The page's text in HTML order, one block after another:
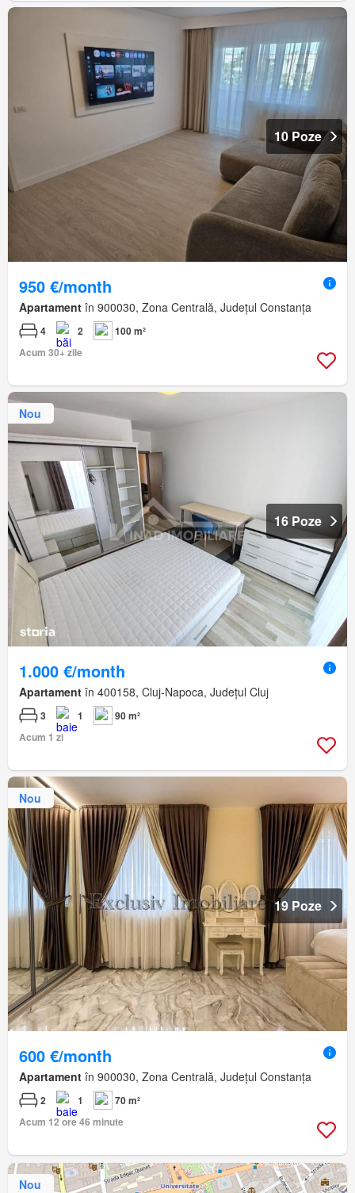
10 Poze
950 €/month
Apartament în 900030, Zona Centrală, Județul Constanța
4 2
100 m²
Acum 30+ zile
Nou
16 Poze
1.000 €/month
Apartament în 400158, Cluj-Napoca, Județul Cluj
3 1
90 m²
Acum 1 zi
Nou
19 Poze
600 €/month
Apartament în 900030, Zona Centrală, Județul Constanța
2 1
70 m²
Acum 12 ore 46 minute
Nou